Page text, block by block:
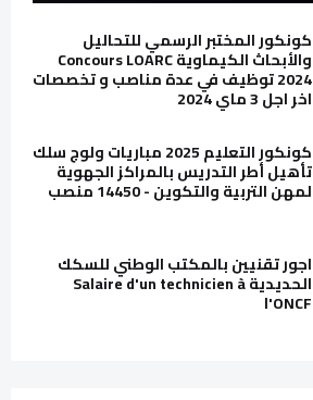
كونكور المختبر الرسمي للتحاليل
والأبحاث الكيماوية Concours LOARC
2024 توظيف في عدة مناصب و تخصصات
اخر اجل 3 ماي 2024
كونكور التعليم 2025 مباريات ولوج سلك
تأهيل أطر التدريس بالمراكز الجهوية
لمهن التربية والتكوين - 14450 منصب
اجور تقنيين بالمكتب الوطني للسكك
الحديدية Salaire d'un technicien à
l'ONCF